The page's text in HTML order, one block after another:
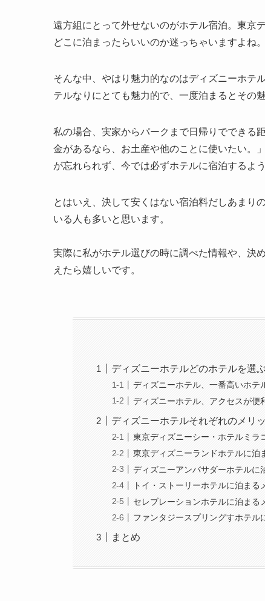
遠方組にとって外せないのがホテル宿泊。東京
どこに泊まったらいいのか迷っちゃいますよね。
そんな中、やはり魅力的なのはディズニーホテ
テルなりにとても魅力的で、一度泊まるとその
私の場合、実家からパークまで日帰りでできる
金があるなら、お土産や他のことに使いたい。
が忘れられず、今では必ずホテルに宿泊するよ
とはいえ、決して安くはない宿泊料だしあまり
いる人も多いと思います。
実際に私がホテル選びの時に調べた情報や、決
えたら嬉しいです。
ディズニーホテルどのホテルを選
ディズニーホテル、一番高いホテ
ディズニーホテル、アクセスが便
ディズニーホテルそれぞれのメリ
東京ディズニーシー・ホテルミラ
東京ディズニーランドホテルに泊
ディズニーアンバサダーホテルに
トイ・ストーリーホテルに泊まる
セレブレーションホテルに泊まる
ファンタジースプリングすホテル
まとめ